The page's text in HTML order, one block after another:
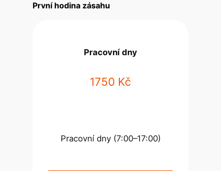
První hodina zásahu
Pracovní dny
1750 Kč
Pracovní dny (7:00–17:00)